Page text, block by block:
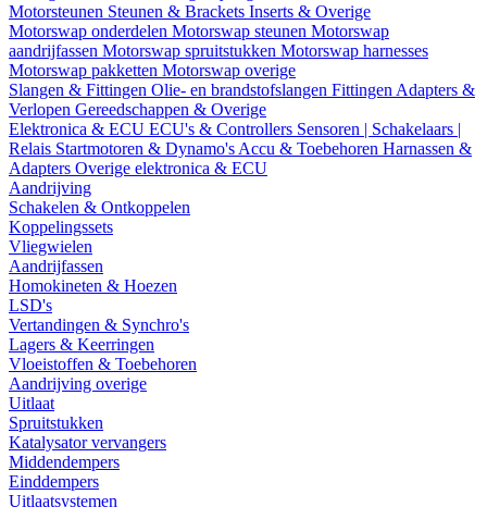
Motorsteunen Steunen & Brackets Inserts & Overige
Motorswap onderdelen Motorswap steunen Motorswap
aandrijfassen Motorswap spruitstukken Motorswap harnesses
Motorswap pakketten Motorswap overige
Slangen & Fittingen Olie- en brandstofslangen Fittingen Adapters &
Verlopen Gereedschappen & Overige
Elektronica & ECU ECU's & Controllers Sensoren | Schakelaars |
Relais Startmotoren & Dynamo's Accu & Toebehoren Harnassen &
Adapters Overige elektronica & ECU
Aandrijving
Schakelen & Ontkoppelen
Koppelingssets
Vliegwielen
Aandrijfassen
Homokineten & Hoezen
LSD's
Vertandingen & Synchro's
Lagers & Keerringen
Vloeistoffen & Toebehoren
Aandrijving overige
Uitlaat
Spruitstukken
Katalysator vervangers
Middendempers
Einddempers
Uitlaatsystemen